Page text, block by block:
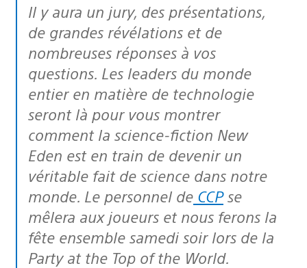
Il y aura un jury, des présentations,
de grandes révélations et de
nombreuses réponses à vos
questions. Les leaders du monde
entier en matière de technologie
seront là pour vous montrer
comment la science-fiction New
Eden est en train de devenir un
véritable fait de science dans notre
monde. Le personnel de CCPse
mêlera aux joueurs et nous ferons la
fête ensemble samedi soir lors de la
Party at the Top of the World.